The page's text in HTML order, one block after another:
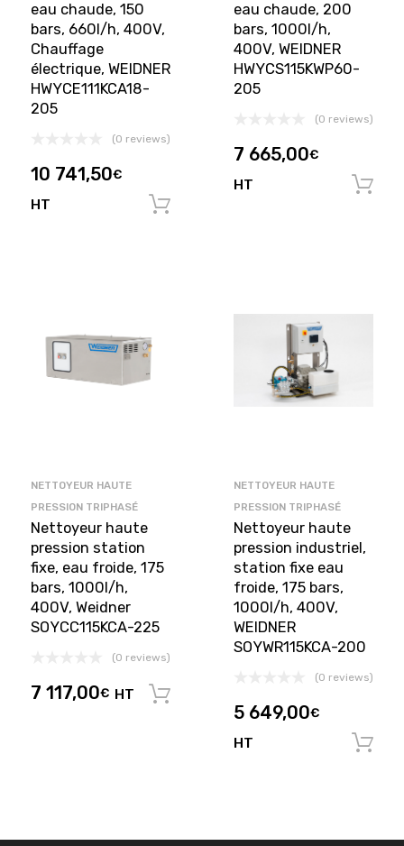
eau chaude, 150
bars, 660l/h, 400V,
Chauffage
électrique, WEIDNER
HWYCE111KCA18-
205
(0 reviews)
10 741,50€
HT
eau chaude, 200
bars, 1000l/h,
400V, WEIDNER
HWYCS115KWP60-
205
(0 reviews)
7 665,00€
HT
NETTOYEUR HAUTE
PRESSION TRIPHASÉ
Nettoyeur haute
pression station
fixe, eau froide, 175
bars, 1000l/h,
400V, Weidner
SOYCC115KCA-225
(0 reviews)
7 117,00€ HT
NETTOYEUR HAUTE
PRESSION TRIPHASÉ
Nettoyeur haute
pression industriel,
station fixe eau
froide, 175 bars,
1000l/h, 400V,
WEIDNER
SOYWR115KCA-200
(0 reviews)
5 649,00€
HT